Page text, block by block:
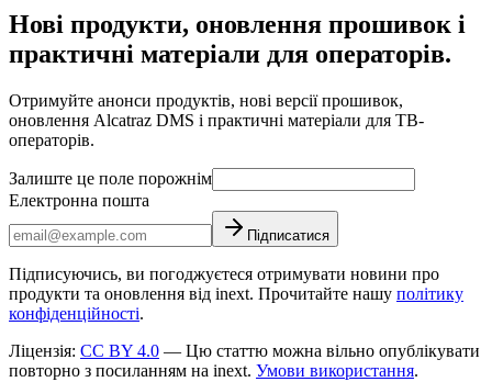
Нові продукти, оновлення прошивок і
практичні матеріали для операторів.
Отримуйте анонси продуктів, нові версії прошивок,
оновлення Alcatraz DMS і практичні матеріали для ТВ-
операторів.
Залиште це поле порожнім
Електронна пошта
Підписатися
Підписуючись, ви погоджуєтеся отримувати новини про
продукти та оновлення від inext. Прочитайте нашу політику
конфіденційності.
Ліцензія: CC BY 4.0 — Цю статтю можна вільно опублікувати
повторно з посиланням на inext. Умови використання.